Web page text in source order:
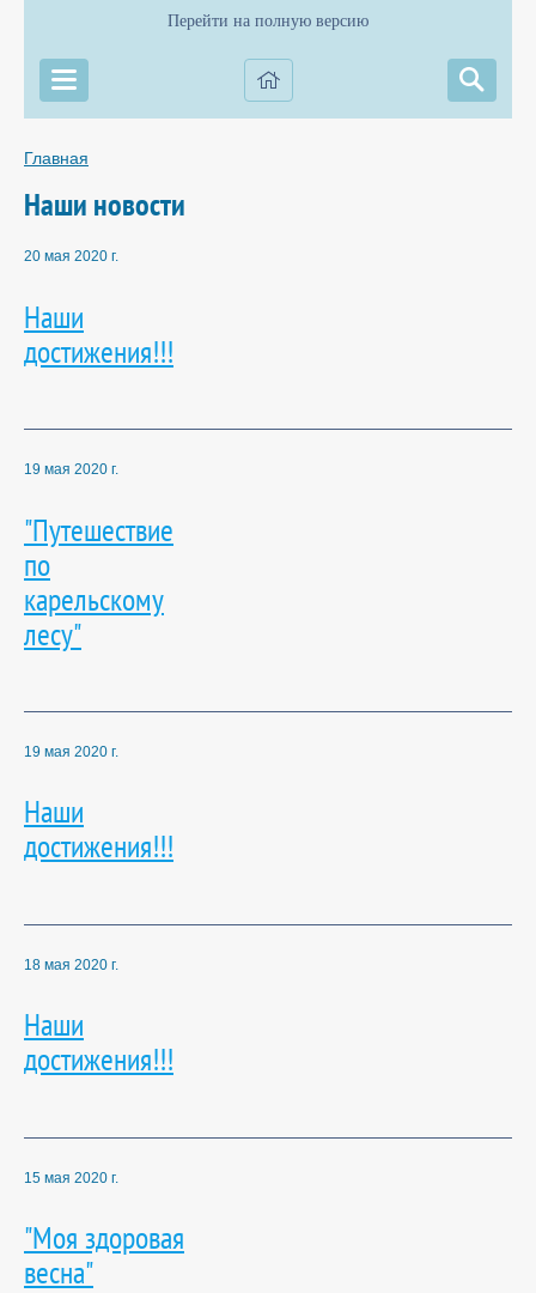
Перейти на полную версию
Главная
Наши новости
20 мая 2020 г.
Наши
достижения!!!
19 мая 2020 г.
"Путешествие
по
карельскому
лесу"
19 мая 2020 г.
Наши
достижения!!!
18 мая 2020 г.
Наши
достижения!!!
15 мая 2020 г.
"Моя здоровая
весна"